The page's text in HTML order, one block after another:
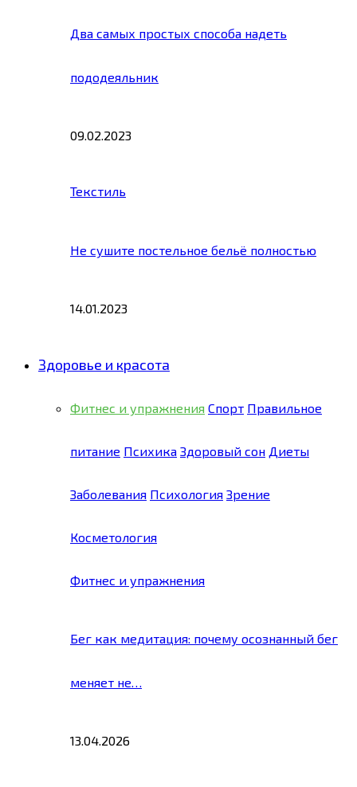
Два самых простых способа надеть
пододеяльник
09.02.2023
Текстиль
Не сушите постельное бельё полностью
14.01.2023
Здоровье и красота
Фитнес и упражнения Спорт Правильное
питание Психика Здоровый сон Диеты
Заболевания Психология Зрение
Косметология
Фитнес и упражнения
Бег как медитация: почему осознанный бег
меняет не…
13.04.2026